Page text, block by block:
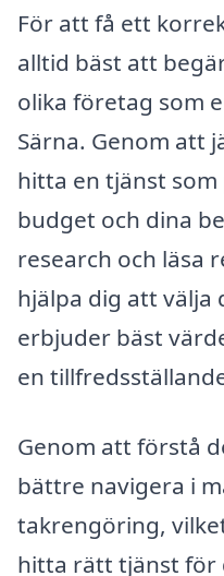
För att få ett
alltid bäst att
olika företag som
Särna. Genom att
hitta en tjänst som
budget och dina
research och läsa
hjälpa dig att välja
erbjuder bäst
en
Genom att förstå
bättre navigera i
takrengöring,
hitta rätt tjänst för